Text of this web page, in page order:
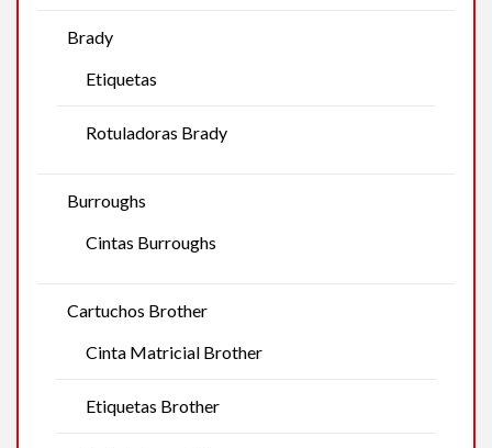
Brady
Etiquetas
Rotuladoras Brady
Burroughs
Cintas Burroughs
Cartuchos Brother
Cinta Matricial Brother
Etiquetas Brother